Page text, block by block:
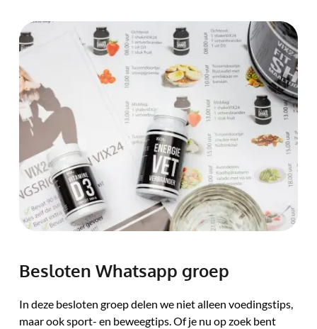
Besloten Whatsapp groep
In deze besloten groep delen we niet alleen voedingstips,
maar ook sport- en beweegtips. Of je nu op zoek bent